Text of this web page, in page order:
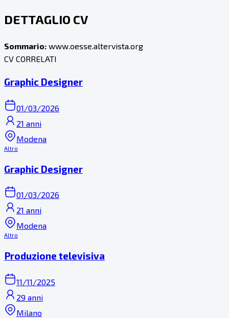
DETTAGLIO CV
Sommario: www.oesse.altervista.org
CV CORRELATI
Graphic Designer
01/03/2026
21 anni
Modena
Altro
Graphic Designer
01/03/2026
21 anni
Modena
Altro
Produzione televisiva
11/11/2025
29 anni
Milano